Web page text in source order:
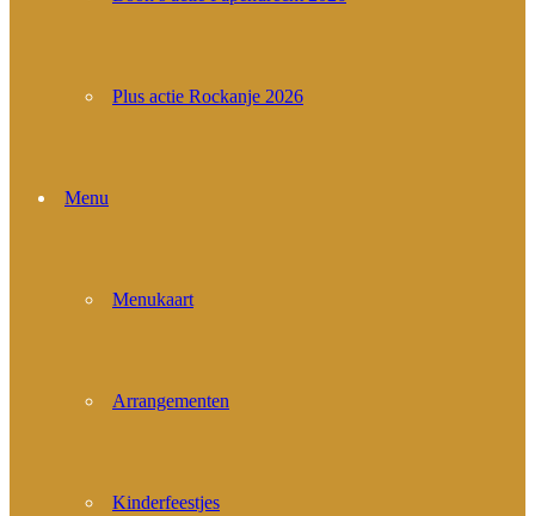
Plus actie Rockanje 2026
Menu
Menukaart
Arrangementen
Kinderfeestjes